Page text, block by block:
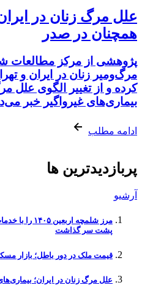
علل مرگ زنان در
همچنان در صدر
پژوهشی از مرکز مطالعات
مرگ‌ومیر زنان در ایران و
کرده و از تغییر الگوی علل
بیماری‌های غیرواگیر خبر
ادامه مطلب
پربازدیدترین ها
آرشیو
مرز شلمچه
پشت سر گذاشت
قیمت ملک در دور باطل؛ بازار
علل مرگ زنان در ایران؛